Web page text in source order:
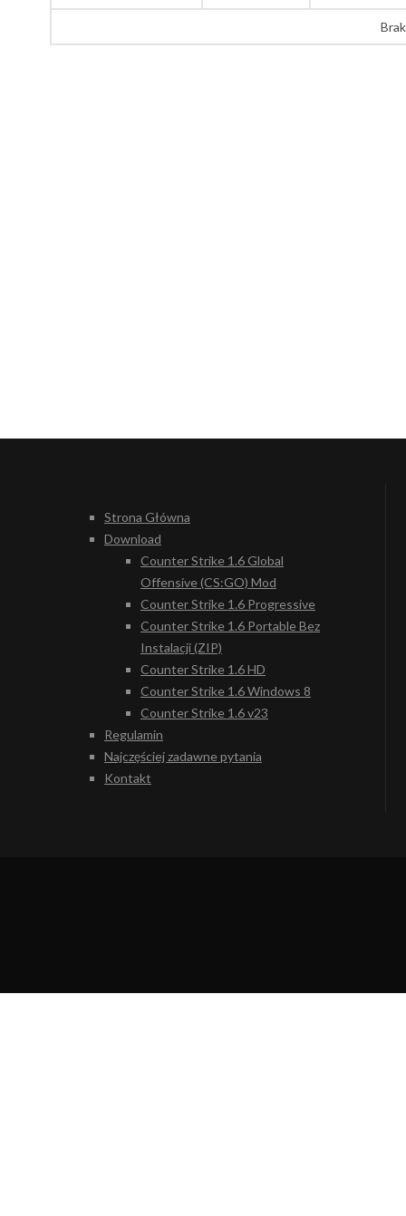
Strona Główna
Download
Counter Strike 1.6 Global
Offensive (CS:GO) Mod
Counter Strike 1.6 Progressive
Counter Strike 1.6 Portable Bez
Instalacji (ZIP)
Counter Strike 1.6 HD
Counter Strike 1.6 Windows 8
Counter Strike 1.6 v23
Regulamin
Najczęściej zadawne pytania
Kontakt